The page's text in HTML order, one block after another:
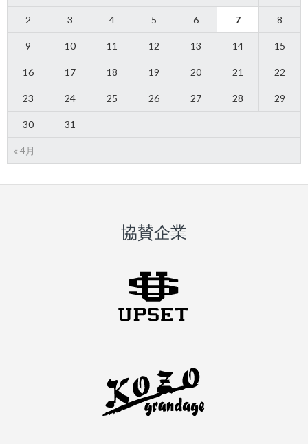
« 4月
2 3 4 5 6 7 8
9 10 11 12 13 14 15
16 17 18 19 20 21 22
23 24 25 26 27 28 29
30 31
協賛企業